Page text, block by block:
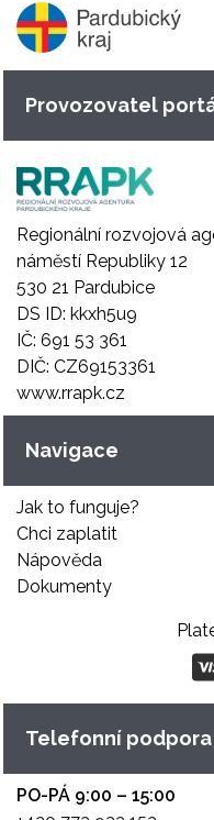
Provozovatel
Regionální rozvojová
náměstí Republiky 12
530 21 Pardubice
DS ID: kkxh5u9
IČ: 691 53 361
DIČ: CZ69153361
www.rrapk.cz
Navigace
Jak to funguje?
Chci zaplatit
Nápověda
Dokumenty
Telefonní
PO-PÁ 9:00 – 15:00